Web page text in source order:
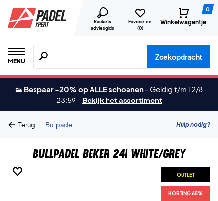
Rackets
adviesgids
Favorieten
(0)
0
Winkelwagentje
MENU
Zoeken naar producten, merken etc.
Zoekopdracht
👟 Bespaar -20% op ALLE schoenen - Geldig t/m 12/8
23:59 - Bekijk het assortiment
Terug | Bullpadel Hulp nodig?
Bullpadel Beker 24I White/Grey
OUTLET
KORTING 65%
OUTLET
KORTING 65%
OUTLET
KORTING 65%
OUTLET
KORTING 65%